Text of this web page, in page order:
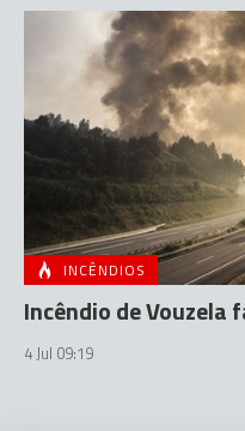
INCÊNDIOS
Incêndio de Vouzela
4 Jul 09:19